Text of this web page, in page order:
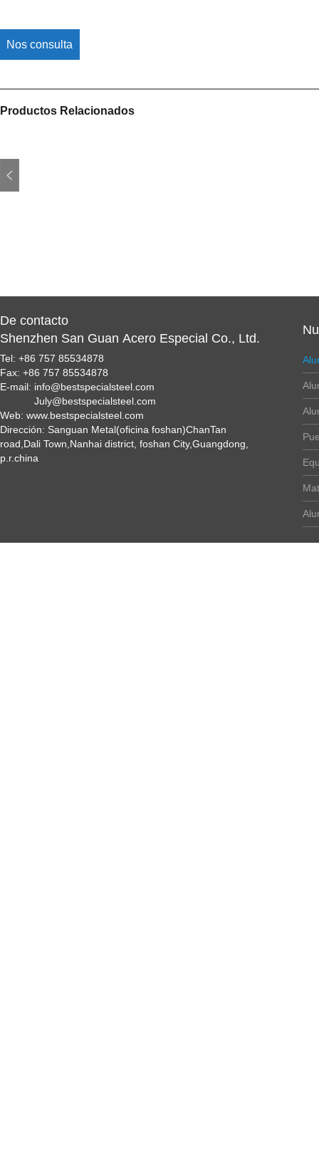
Nos consulta
Productos Relacionados
De contacto
Shenzhen San Guan Acero Especial Co., Ltd.
Tel: +86 757 85534878
Fax: +86 757 85534878
E-mail: info@bestspecialsteel.com
July@bestspecialsteel.com
Web: www.bestspecialsteel.com
Dirección: Sanguan Metal(oficina foshan)ChanTan
road,Dali Town,Nanhai district, foshan City,Guangdong,
p.r.china